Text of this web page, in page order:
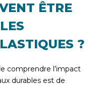
ÊTRE
?
comprendre l’impact
durables est de